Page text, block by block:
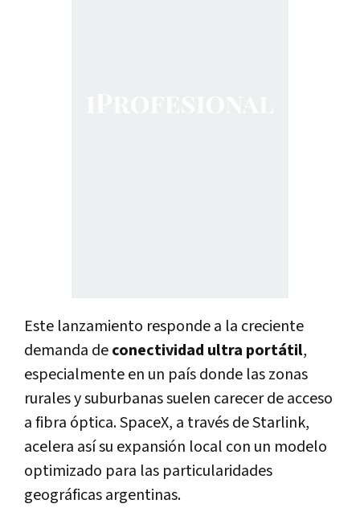
Este lanzamiento responde a la creciente
demanda deconectividad ultra portátil,
especialmente en un país donde las zonas
rurales y suburbanas suelen carecer de acceso
a fibra óptica. SpaceX, a través de Starlink,
acelera así su expansión local con un modelo
optimizado para las particularidades
geográficas argentinas.